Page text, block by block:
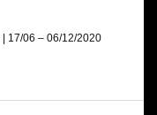
| 17/06 – 06/12/2020